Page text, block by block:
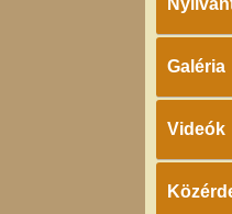
Galéria
Videók